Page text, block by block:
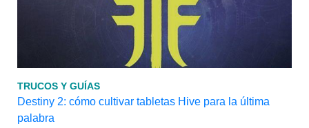
TRUCOS Y GUÍAS
Destiny 2: cómo cultivar tabletas Hive para la última
palabra